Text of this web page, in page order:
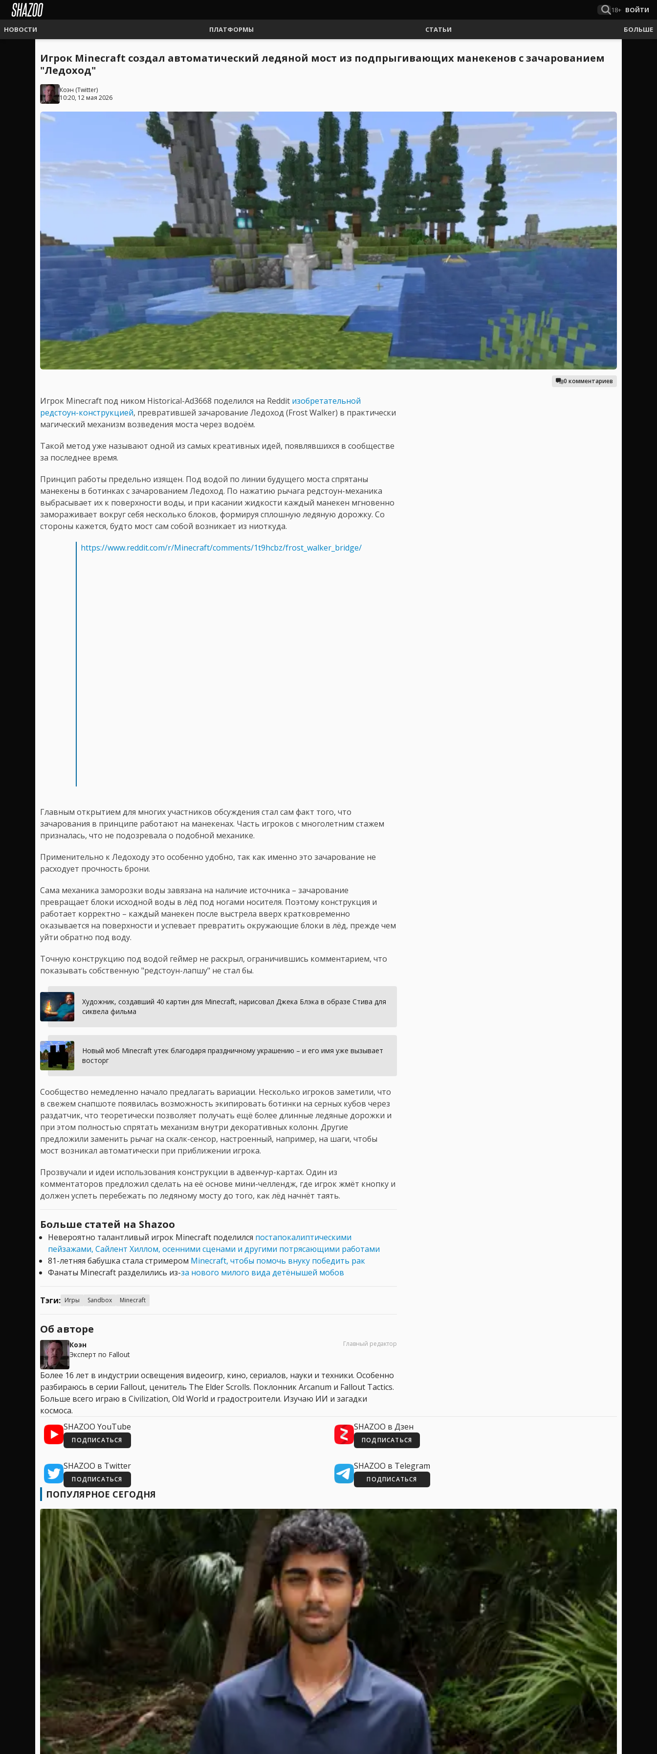
18+ ВОЙТИ
НОВОСТИ ПЛАТФОРМЫ СТАТЬИ БОЛЬШЕ
Игрок Minecraft создал автоматический ледяной мост из подпрыгивающих манекенов с зачарованием
"Ледоход"
Коэн (Twitter)
10:20, 12 мая 2026
0 комментариев
Игрок Minecraft под ником Historical-Ad3668 поделился на Reddit изобретательной
редстоун-конструкцией, превратившей зачарование Ледоход (Frost Walker) в практически
магический механизм возведения моста через водоём.
Такой метод уже называют одной из самых креативных идей, появлявшихся в сообществе
за последнее время.
Принцип работы предельно изящен. Под водой по линии будущего моста спрятаны
манекены в ботинках с зачарованием Ледоход. По нажатию рычага редстоун-механика
выбрасывает их к поверхности воды, и при касании жидкости каждый манекен мгновенно
замораживает вокруг себя несколько блоков, формируя сплошную ледяную дорожку. Со
стороны кажется, будто мост сам собой возникает из ниоткуда.
https://www.reddit.com/r/Minecraft/comments/1t9hcbz/frost_walker_bridge/
Главным открытием для многих участников обсуждения стал сам факт того, что
зачарования в принципе работают на манекенах. Часть игроков с многолетним стажем
призналась, что не подозревала о подобной механике.
Применительно к Ледоходу это особенно удобно, так как именно это зачарование не
расходует прочность брони.
Сама механика заморозки воды завязана на наличие источника – зачарование
превращает блоки исходной воды в лёд под ногами носителя. Поэтому конструкция и
работает корректно – каждый манекен после выстрела вверх кратковременно
оказывается на поверхности и успевает превратить окружающие блоки в лёд, прежде чем
уйти обратно под воду.
Точную конструкцию под водой геймер не раскрыл, ограничившись комментарием, что
показывать собственную "редстоун-лапшу" не стал бы.
Художник, создавший 40 картин для Minecraft, нарисовал Джека Блэка в образе Стива для
сиквела фильма
Новый моб Minecraft утек благодаря праздничному украшению – и его имя уже вызывает
восторг
Сообщество немедленно начало предлагать вариации. Несколько игроков заметили, что
в свежем снапшоте появилась возможность экипировать ботинки на серных кубов через
раздатчик, что теоретически позволяет получать ещё более длинные ледяные дорожки и
при этом полностью спрятать механизм внутри декоративных колонн. Другие
предложили заменить рычаг на скалк-сенсор, настроенный, например, на шаги, чтобы
мост возникал автоматически при приближении игрока.
Прозвучали и идеи использования конструкции в адвенчур-картах. Один из
комментаторов предложил сделать на её основе мини-челлендж, где игрок жмёт кнопку и
должен успеть перебежать по ледяному мосту до того, как лёд начнёт таять.
Больше статей на Shazoo
Невероятно талантливый игрок Minecraft поделился постапокалиптическими
пейзажами, Сайлент Хиллом, осенними сценами и другими потрясающими работами
81-летняя бабушка стала стримером Minecraft, чтобы помочь внуку победить рак
Фанаты Minecraft разделились из-за нового милого вида детёнышей мобов
Тэги: Игры Sandbox Minecraft
Об авторе
Коэн
Эксперт по Fallout
Главный редактор
Более 16 лет в индустрии освещения видеоигр, кино, сериалов, науки и техники. Особенно
разбираюсь в серии Fallout, ценитель The Elder Scrolls. Поклонник Arcanum и Fallout Tactics.
Больше всего играю в Civilization, Old World и градостроители. Изучаю ИИ и загадки
космоса.
SHAZOO YouTube
ПОДПИСАТЬСЯ
SHAZOO в Дзен
ПОДПИСАТЬСЯ
SHAZOO в Twitter
ПОДПИСАТЬСЯ
SHAZOO в Telegram
ПОДПИСАТЬСЯ
ПОПУЛЯРНОЕ СЕГОДНЯ